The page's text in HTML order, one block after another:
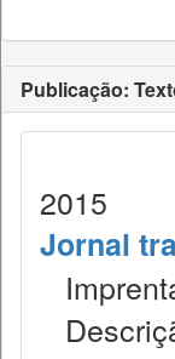
Publicação:
2015
Jornal